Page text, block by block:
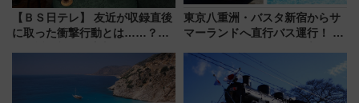
【ＢＳ日テレ】 友近が収録直後
に取った衝撃行動とは……？
で極上の夏祭り鉄道旅を放送
東京八重洲・バスタ新宿からサ
マーランドへ直行バス運行！ お
推し活を楽しもう！（2026年
8/1～31）